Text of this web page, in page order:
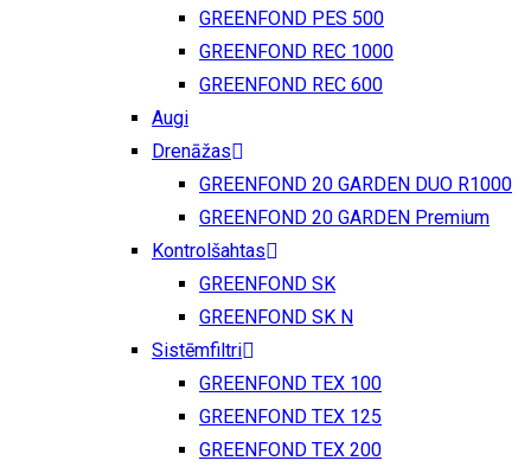
GREENFOND PES 500
GREENFOND REC 1000
GREENFOND REC 600
Augi
Drenāžas
GREENFOND 20 GARDEN DUO R1000
GREENFOND 20 GARDEN Premium
Kontrolšahtas
GREENFOND SK
GREENFOND SK N
Sistēmfiltri
GREENFOND TEX 100
GREENFOND TEX 125
GREENFOND TEX 200